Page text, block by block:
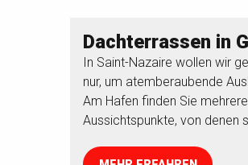
Dachterrassen in
In Saint-Nazaire wollen wir
nur, um atemberaubende
Am Hafen finden Sie
Aussichtspunkte, von denen